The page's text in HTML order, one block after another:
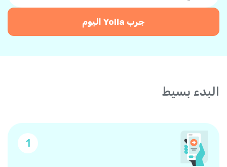
جرب Yolla اليوم
البدء بسيط
1